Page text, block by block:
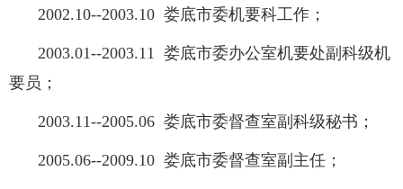
2002.10--2003.10 娄底市委机要科工作；
2003.01--2003.11 娄底市委办公室机要处副科级机
要员；
2003.11--2005.06 娄底市委督查室副科级秘书；
2005.06--2009.10 娄底市委督查室副主任；